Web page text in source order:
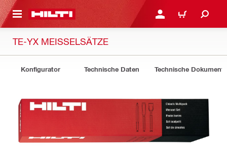
ANMELDEN ODER
WARENKORB
TE-YX MEISSELSÄTZE
Konfigurator Technische Daten Technische Dokumente